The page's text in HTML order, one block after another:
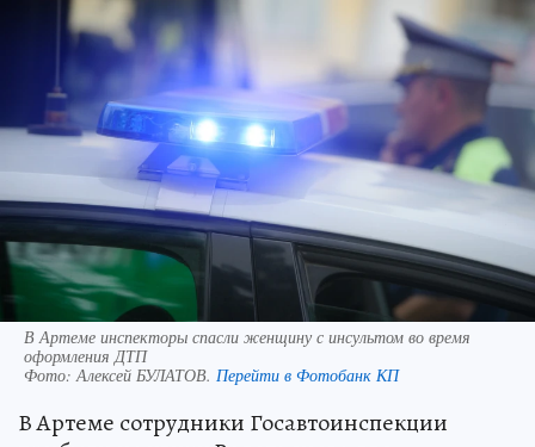
В Артеме инспекторы спасли женщину с инсультом во время
оформления ДТП
Фото:Алексей БУЛАТОВ. Перейти в Фотобанк КП
В Артеме сотрудники Госавтоинспекции